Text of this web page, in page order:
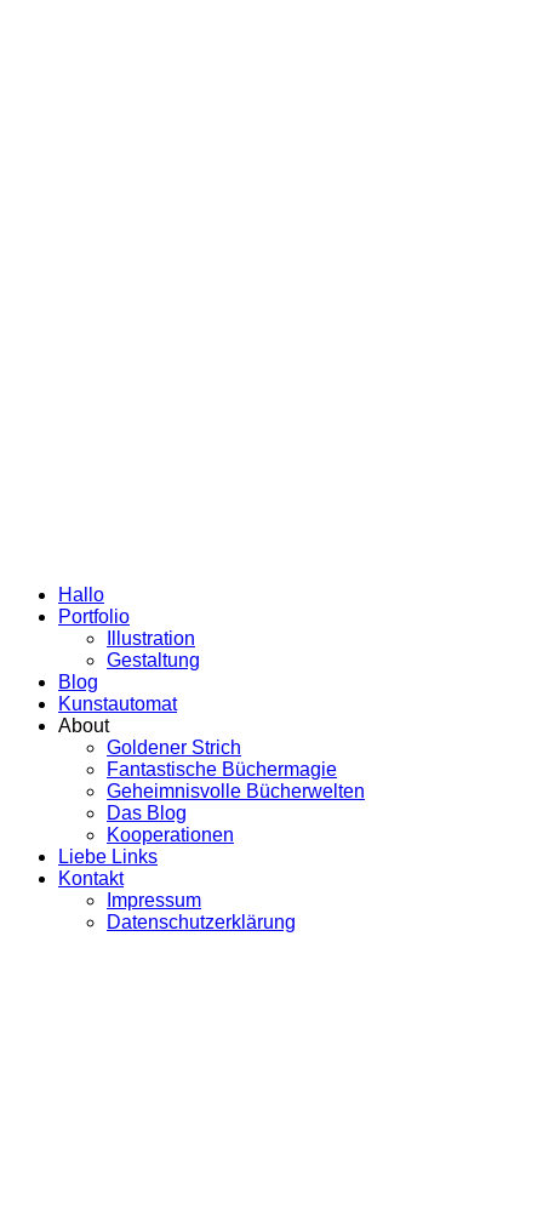
Hallo
Portfolio
Illustration
Gestaltung
Blog
Kunstautomat
About
Goldener Strich
Fantastische Büchermagie
Geheimnisvolle Bücherwelten
Das Blog
Kooperationen
Liebe Links
Kontakt
Impressum
Datenschutzerklärung